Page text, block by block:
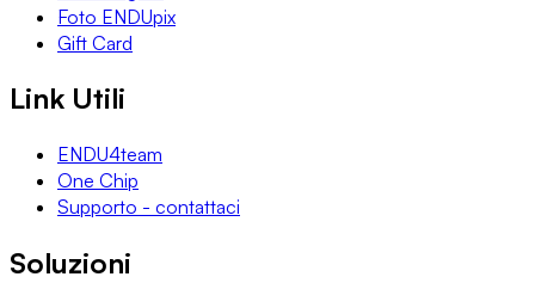
Foto ENDUpix
Gift Card
Link Utili
ENDU4team
One Chip
Supporto - contattaci
Soluzioni